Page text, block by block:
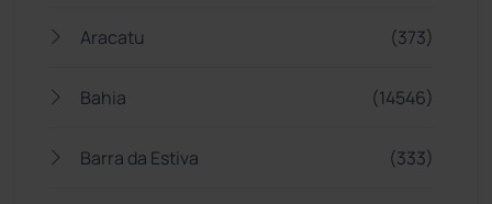
Aracatu (373)
Bahia (14546)
Barra da Estiva (333)